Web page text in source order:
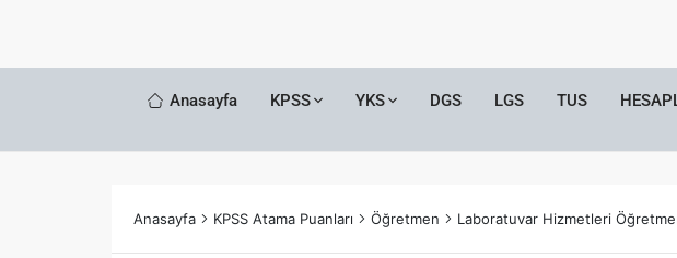
Anasayfa KPSS YKS DGS LGS TUS
Anasayfa KPSS Atama Puanları Öğretmen Laboratuvar Hizmetleri